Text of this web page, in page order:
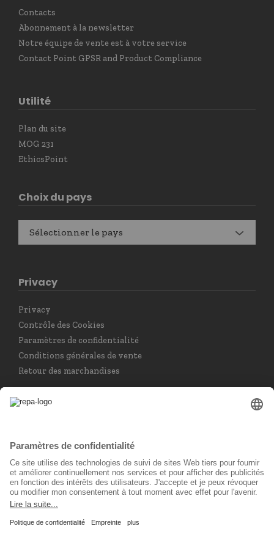
Contacts
Abonnement à la newsletter
Notre équipe de vente est à votre service
Contact Point GPSR and Product Compliance
Utilité
Plan du site
MOG 231
EthicsPoint
Choix du pays
Sélectionner le pays
Privacy
Privacy
Contrôle des Cookies
Paramètres de confidentialité
Conditions générales de vente
Retour des marchandises
Choisir la langue
Français
Réseau social